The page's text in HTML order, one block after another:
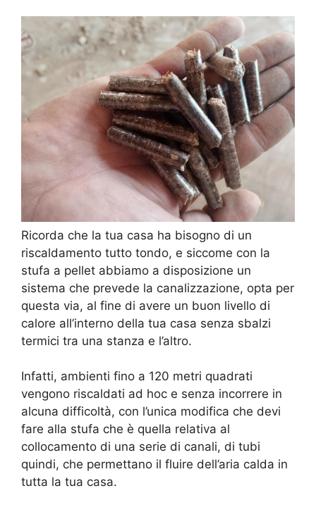
Ricorda che la tua casa ha bisogno di un
riscaldamento tutto tondo, e siccome con la
stufa a pellet abbiamo a disposizione un
sistema che prevede la canalizzazione, opta per
questa via, al fine di avere un buon livello di
calore all’interno della tua casa senza sbalzi
termici tra una stanza e l’altro.
Infatti, ambienti fino a 120 metri quadrati
vengono riscaldati ad hoc e senza incorrere in
alcuna difficoltà, con l’unica modifica che devi
fare alla stufa che è quella relativa al
collocamento di una serie di canali, di tubi
quindi, che permettano il fluire dell’aria calda in
tutta la tua casa.